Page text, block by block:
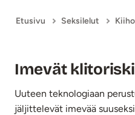
Etusivu Seksilelut
Imevät
Uuteen teknologiaan
jäljittelevät imevää